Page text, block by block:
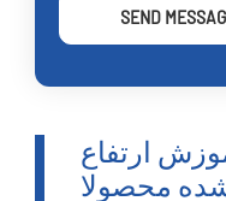
SEND
ارتفاع
محصولا